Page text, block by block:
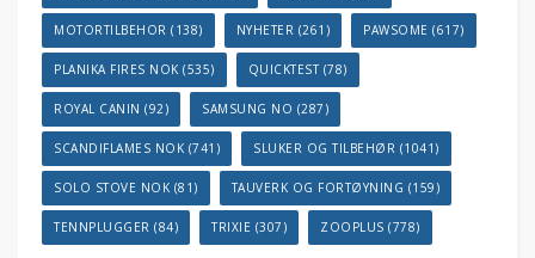
MOTORTILBEHOR (138) NYHETER (261) PAWSOME (617)
PLANIKA FIRES NOK (535) QUICKTEST(78)
ROYAL CANIN (92) SAMSUNG NO (287)
SCANDIFLAMES NOK (741) SLUKER OG TILBEHØR (1041)
SOLO STOVE NOK (81) TAUVERK OG FORTØYNING (159)
TENNPLUGGER (84) TRIXIE (307) ZOOPLUS (778)